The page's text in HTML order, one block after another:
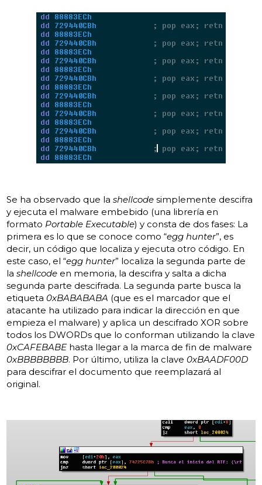
Se ha observado que lashellcodesimplemente descifra
y ejecuta el malware embebido (una librería en
formato Portable Executable) y consta de dos fases: La
primera es lo que se conoce como “egg hunter”, es
decir, un código que localiza y ejecuta otro código. En
este caso, el “egg hunter” localiza la segunda parte de
lashellcode en memoria, la descifra y salta a dicha
segunda parte descifrada. La segunda parte busca la
etiqueta 0xBABABABA (que es el marcador que el
atacante ha utilizado para indicar la dirección en que
empieza el malware) y aplica un descifrado XOR sobre
todos los DWORDs que lo conforman utilizando la clave
0xCAFEBABEhasta llegar a la marca de fin de malware
0xBBBBBBBB. Por último, utiliza la clave 0xBAADF00D
para descifrar el documento que reemplazará al
original.